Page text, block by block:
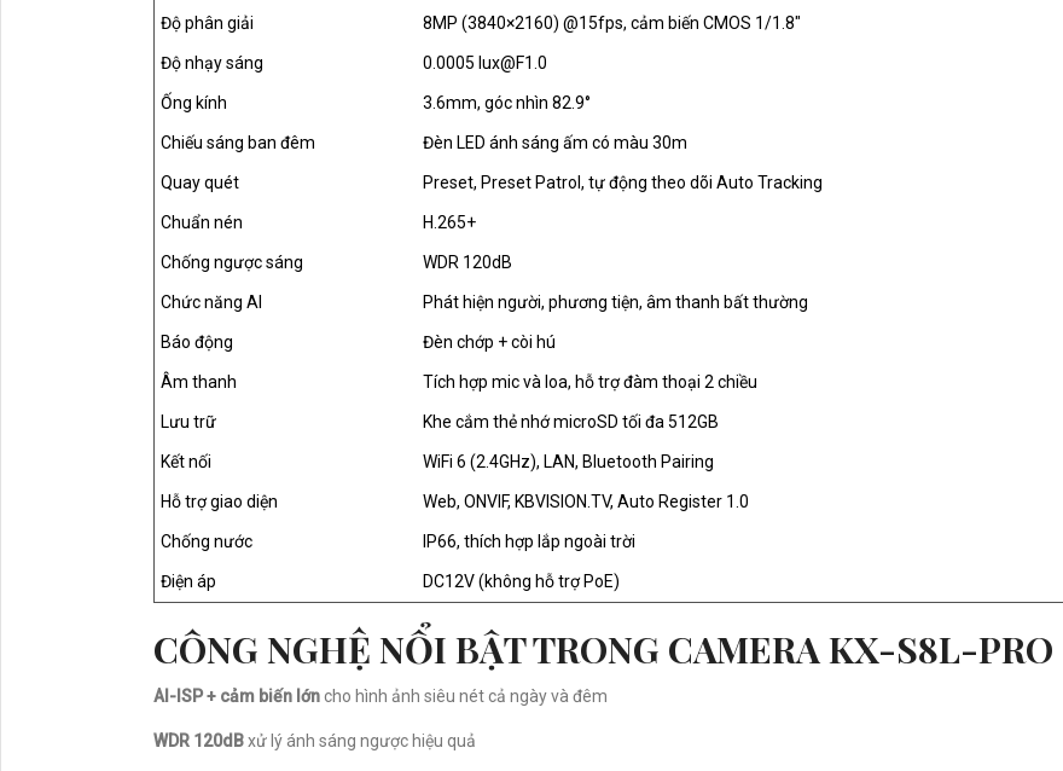
Độ phân giải
8MP (3840×2160) @15fps, cảm biến CMOS 1/1.8"
Độ nhạy sáng 0.0005 lux@F1.0
Ống kính 3.6mm, góc nhìn 82.9°
Chiếu sáng ban đêm Đèn LED ánh sáng ấm có màu 30m
Quay quét Preset, Preset Patrol, tự động theo dõi Auto Tracking
Chuẩn nén H.265+
Chống ngược sáng WDR 120dB
Chức năng AI Phát hiện người, phương tiện, âm thanh bất thường
Báo động Đèn chớp + còi hú
Âm thanh Tích hợp mic và loa, hỗ trợ đàm thoại 2 chiều
Lưu trữ Khe cắm thẻ nhớ microSD tối đa 512GB
Kết nối WiFi 6 (2.4GHz), LAN, Bluetooth Pairing
Hỗ trợ giao diện Web, ONVIF, KBVISION.TV, Auto Register 1.0
Chống nước IP66, thích hợp lắp ngoài trời
Điện áp DC12V (không hỗ trợ PoE)
CÔNG NGHỆ NỔI BẬT TRONG CAMERA KX-S8L-PRO
AI-ISP + cảm biến lớncho hình ảnh siêu nét cả ngày và đêm
WDR 120dBxử lý ánh sáng ngược hiệu quả